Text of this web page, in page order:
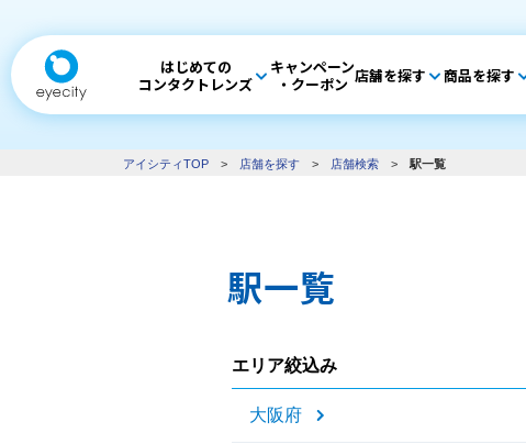
はじめての
コンタクトレンズ
キャンペーン
・クーポン 店舗を探す 商品を探す
アイシティTOP > 店舗を探す > 店舗検索 > 駅一覧
駅一覧
エリア絞込み
大阪府